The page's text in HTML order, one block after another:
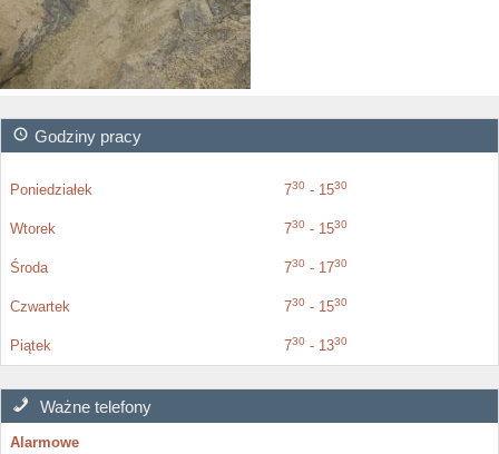
Godziny pracy
Poniedziałek 730 - 1530
Wtorek 730 - 1530
Środa 730 - 1730
Czwartek 730 - 1530
Piątek 730 - 1330
Ważne telefony
Alarmowe